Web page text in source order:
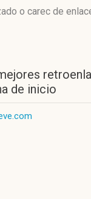
o carec de
de inicio